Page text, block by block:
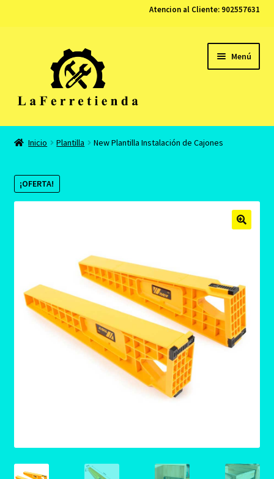
Atencion al Cliente: 902557631
navegación
contenido
Menú
Tienda
Finalizar compra
Inicio Plantilla New Plantilla Instalación de Cajones
¡OFERTA!